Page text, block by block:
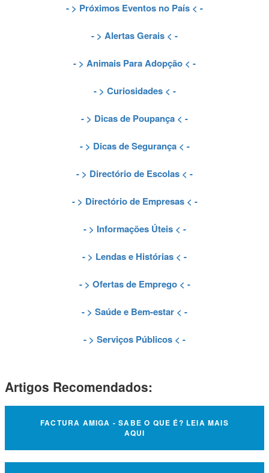
- > Próximos Eventos no País < -
- > Alertas Gerais < -
- > Animais Para Adopção < -
- > Curiosidades< -
- > Dicas de Poupança < -
- > Dicas de Segurança< -
- > Directório de Escolas < -
- > Directório de Empresas< -
- > Informações Úteis< -
- > Lendas e Histórias < -
- > Ofertas de Emprego< -
- > Saúde e Bem-estar < -
- > Serviços Públicos < -
Artigos Recomendados:
FACTURA AMIGA - SABE O QUE É? LEIA MAIS
AQUI